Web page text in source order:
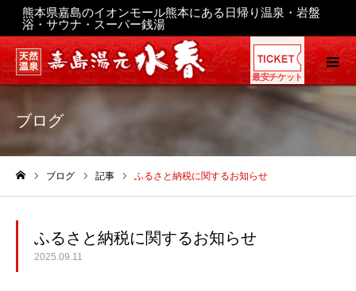
熊本県嘉島のイオンモール熊本にある日帰り温泉・岩盤
浴・サウナ・スーパー銭湯
最安チケット
ブログ
ブログ 記事 ふるさと納税に関するお知らせ
ふるさと納税に関するお知らせ
2025.09.11